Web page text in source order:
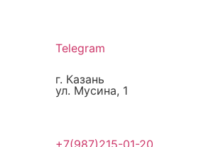
Telegram
г. Казань
ул. Мусина, 1